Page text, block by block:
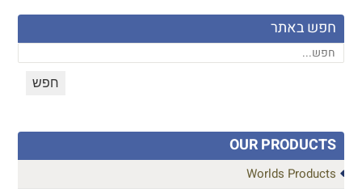
חפש באתר
OUR PRODUCTS
Worlds Products